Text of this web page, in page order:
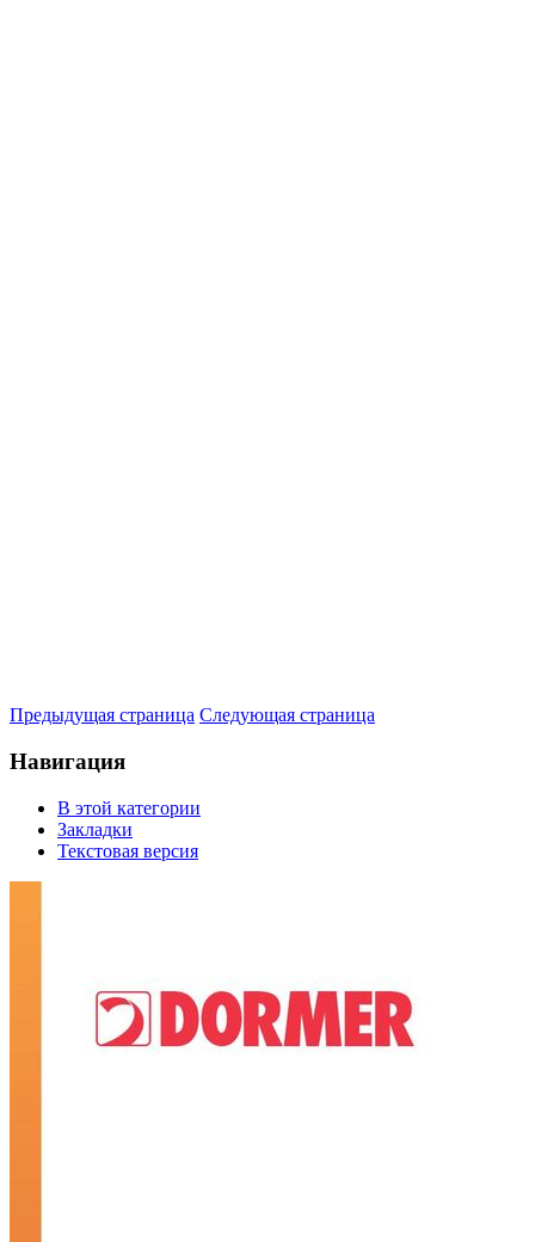
Предыдущая страница Следующая страница
Навигация
В этой категории
Закладки
Текстовая версия